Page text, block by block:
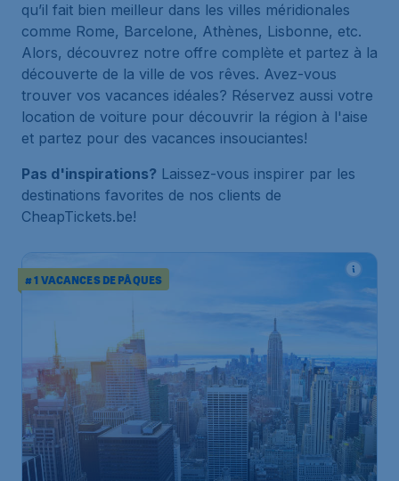
qu’il fait bien meilleur dans les villes méridionales
comme Rome, Barcelone, Athènes, Lisbonne, etc.
Alors, découvrez notre offre complète et partez à la
découverte de la ville de vos rêves. Avez-vous
trouver vos vacances idéales? Réservez aussi votre
location de voiture pour découvrir la région à l'aise
et partez pour des vacances insouciantes!
Pas d'inspirations? Laissez-vous inspirer par les
destinations favorites de nos clients de
CheapTickets.be!
# 1 VACANCES DE PÂQUES